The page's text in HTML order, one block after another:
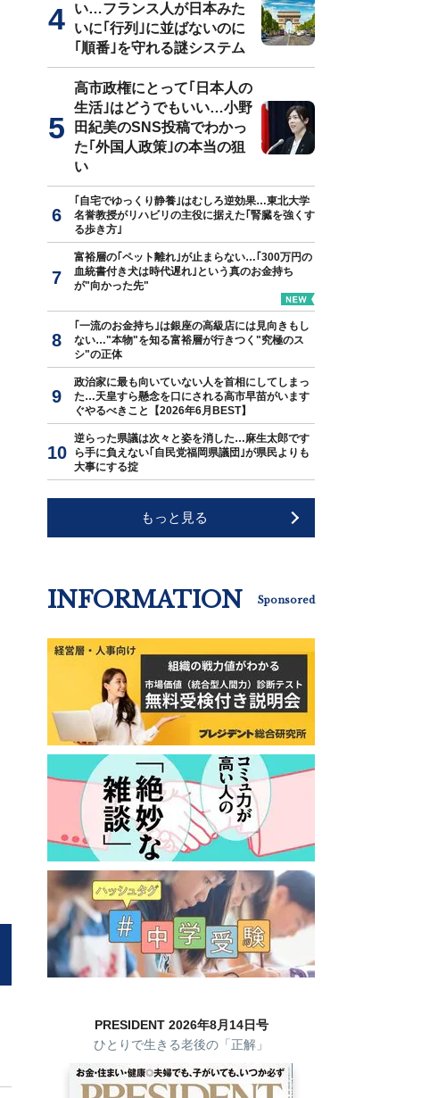
い…フランス人が日本みた
いに｢行列｣に並ばないのに
｢順番｣を守れる謎システム
高市政権にとって｢日本人の
生活｣はどうでもいい…小野
田紀美のSNS投稿でわかっ
た｢外国人政策｣の本当の狙
い
｢自宅でゆっくり静養｣はむしろ逆効果…東北大学
名誉教授がリハビリの主役に据えた｢腎臓を強くす
る歩き方｣
富裕層の｢ペット離れ｣が止まらない…｢300万円の
血統書付き犬は時代遅れ｣という真のお金持ち
が"向かった先"
｢一流のお金持ち｣は銀座の高級店には見向きもし
ない…"本物"を知る富裕層が行きつく"究極のス
シ"の正体
政治家に最も向いていない人を首相にしてしまっ
た…天皇すら懸念を口にされる高市早苗がいます
ぐやるべきこと【2026年6月BEST】
逆らった県議は次々と姿を消した…麻生太郎です
ら手に負えない｢自民党福岡県議団｣が県民よりも
大事にする掟
もっと見る
INFORMATION Sponsored
PRESIDENT 2026年8月14日号
ひとりで生きる老後の「正解」